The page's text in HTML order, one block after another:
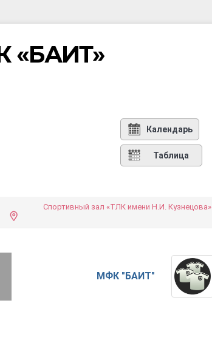
«БАИТ»
Календарь
Таблица
Спортивный зал «ТЛК имени Н.И. Кузнецова»
МФК "БАИТ"